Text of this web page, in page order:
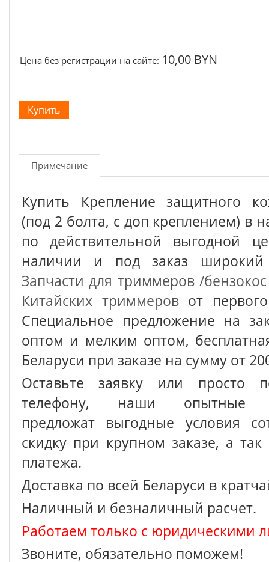
Цена без регистрации на сайте: 10,00 BYN
Примечание
Купить Крепление защитного
(под 2 болта, с доп креплением) в
по действительной выгодной
наличии и под заказ широкий
Запчасти для триммеров /бензокос
Китайских триммеровот
Специальное предложение на
оптом и мелким оптом,
Беларуси при заказе на сумму от
Оставьте заявку или просто
телефону, наши опытные
предложат выгодные условия
скидку при крупном заказе, а так
платежа.
Доставка по всей Беларуси в
Наличный и безналичный расчет.
Работаем только с юридическими
Звоните, обязательно поможем!